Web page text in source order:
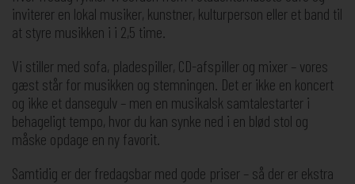
inviterer en lokal musiker, kunstner, kulturperson eller et band til
at styre musikken i i 2,5 time.
Vi stiller med sofa, pladespiller, CD-afspiller og mixer – vores
gæst står for musikken og stemningen. Det er ikke en koncert
og ikke et dansegulv – men en musikalsk samtalestarter i
behageligt tempo, hvor du kan synke ned i en blød stol og
måske opdage en ny favorit.
Samtidig er der fredagsbar med gode priser – så der er ekstra